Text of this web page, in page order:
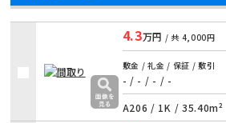
4.3万円 / 共 4,000円
敷金 / 礼金 / 保証 / 敷引
- / - / - / -
A206 / 1K / 35.40m²